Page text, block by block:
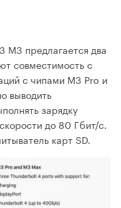
М3 предлагается два
совместимость с
с чипами M3 Pro и
выводить
зарядку
до 80 Гбит/с.
карт SD.